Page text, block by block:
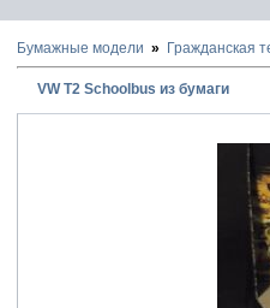
Бумажные модели Гражданская
VW T2 Schoolbus из бумаги